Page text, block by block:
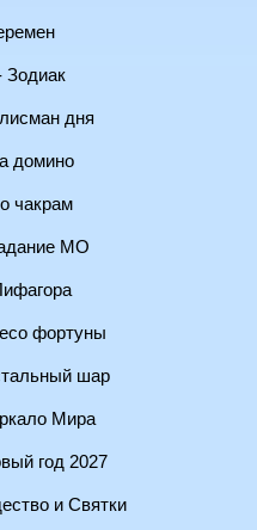
Зодиак
дня
домино
чакрам
МО
фортуны
шар
Мира
год 2027
и Святки